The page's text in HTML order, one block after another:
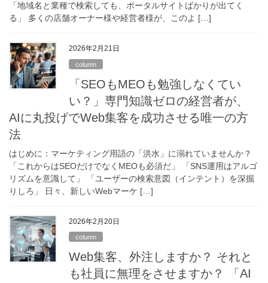
「地域名と業種で検索しても、ポータルサイトばかりが出てく
る」 多くの店舗オーナー様や経営者様が、このよ […]
2026年2月21日
column
「SEOもMEOも勉強しなくてい
い？」専門知識ゼロの経営者が、
AIに丸投げでWeb集客を成功させる唯一の方
法
はじめに：マーケティング用語の「洪水」に溺れていませんか？
「これからはSEOだけでなくMEOも必須だ」 「SNS運用はアルゴ
リズムを意識して」 「ユーザーの検索意図（インテント）を深掘
りしろ」 日々、新しいWebマーケ […]
2026年2月20日
column
Web集客、外注しますか？ それと
も社員に無理をさせますか？ 「AI